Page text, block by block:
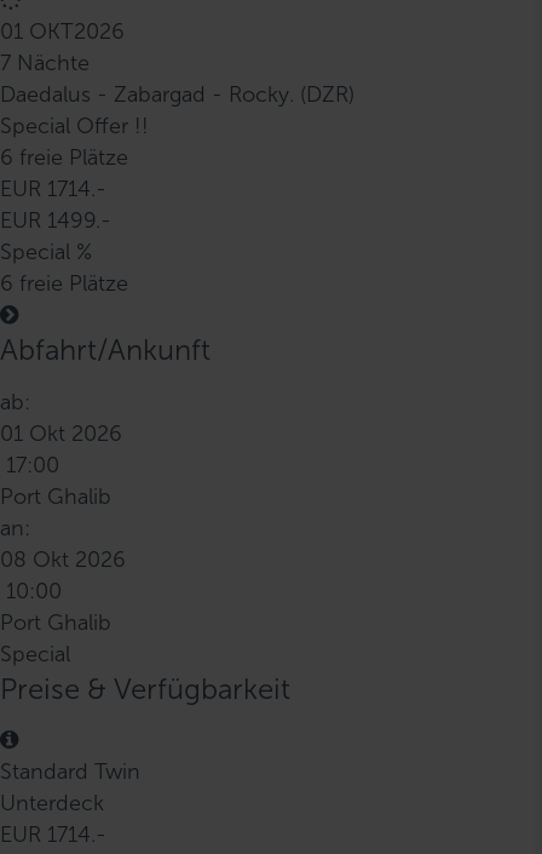
01 OKT2026
7 Nächte
Daedalus - Zabargad - Rocky. (DZR)
Special Offer !!
6 freie Plätze
EUR 1714.-
EUR 1499.-
Special %
6 freie Plätze
Abfahrt/Ankunft
ab:
01 Okt 2026
17:00
Port Ghalib
an:
08 Okt 2026
10:00
Port Ghalib
Special
Preise & Verfügbarkeit
Standard Twin
Unterdeck
EUR 1714.-